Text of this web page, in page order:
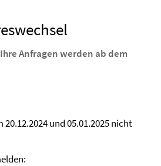
Anfragen werden ab dem
und 05.01.2025 nicht